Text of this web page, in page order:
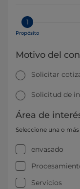
1
Propósito
Motivo del
Solicitar
Solicitud de
Área de
Seleccione una o
envasado
Servicios